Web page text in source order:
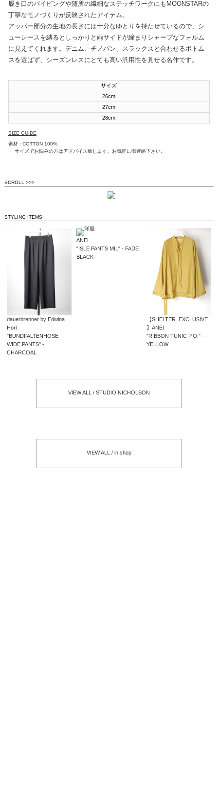
履き口のパイピングや随所の繊細なステッチワークにもMOONSTARの
丁寧なモノづくりが反映されたアイテム。
アッパー部分の生地の長さには十分なゆとりを持たせているので、シ
ューレースを縛るとしっかりと両サイドが締まりシャープなフォルム
に見えてくれます。デニム、チノパン、スラックスと合わせるボトム
スを選ばず、シーズンレスにとても高い汎用性を見せる名作です。
サイズ
26cm
27cm
28cm
SIZE GUIDE
素材 : COTTON 100%
・ サイズでお悩みの方はアドバイス致します。お気軽に御連絡下さい。
SCROLL >>>
STYLING ITEMS
dauerbrenner by Edwina
Horl
"BUNDFALTENHOSE
WIDE PANTS" -
CHARCOAL
ANEI
"ISLE PANTS MIL" - FADE
BLACK
【SHELTER_EXCLUSIVE
】ANEI
"RIBBON TUNIC P.O." -
YELLOW
VIEW ALL / STUDIO NICHOLSON
VIEW ALL / in shop